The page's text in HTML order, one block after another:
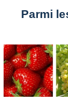
Parmi